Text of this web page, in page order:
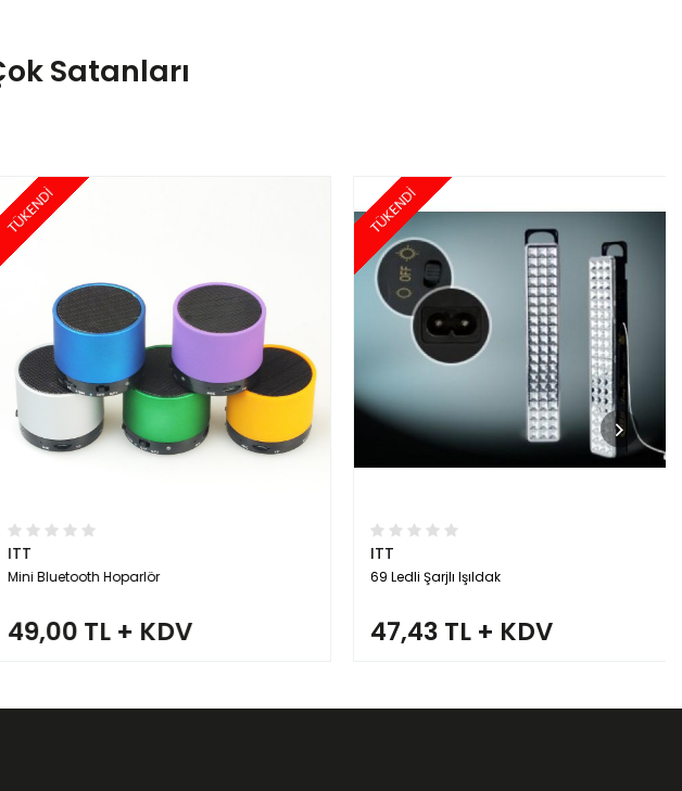
Satanları
Bluetooth Hoparlör
TL + KDV
TÜKENDİ
69 Ledli Şarjlı Işıldak
47,43 TL + KDV